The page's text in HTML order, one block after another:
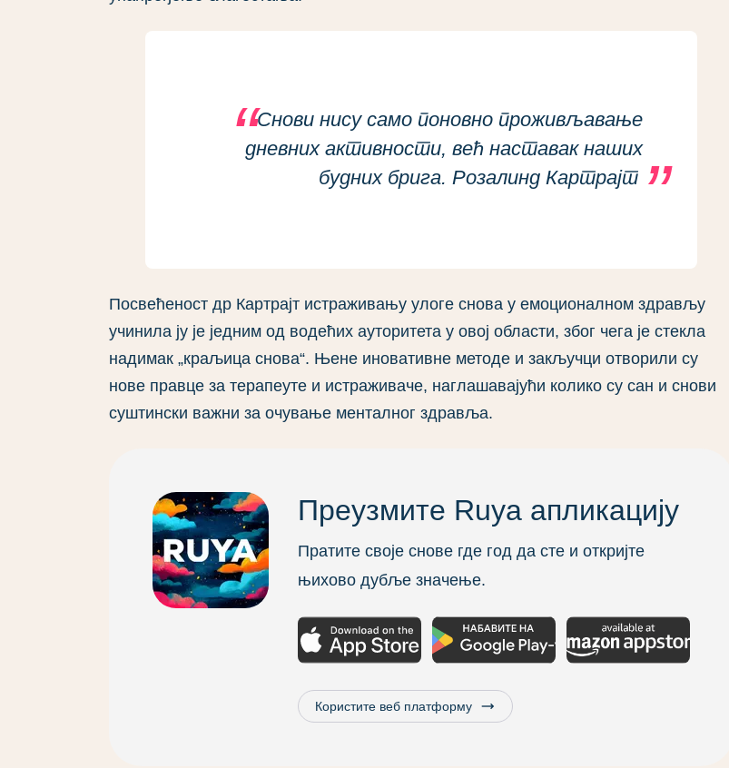
Снови нису само поновно проживљавање
дневних активности, већ наставак наших
будних брига. Розалинд Картрајт
Посвећеност др Картрајт истраживању улоге снова у емоционалном здрављу
учинила ју је једним од водећих ауторитета у овој области, због чега је стекла
надимак „краљица снова“. Њене иновативне методе и закључци отворили су
нове правце за терапеуте и истраживаче, наглашавајући колико су сан и снови
суштински важни за очување менталног здравља.
Преузмите Ruya апликацију
Пратите своје снове где год да сте и откријте
њихово дубље значење.
Користите веб платформу trending_flat